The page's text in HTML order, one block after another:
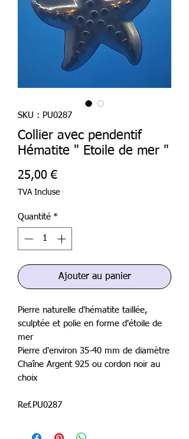
SKU : PU0287
Collier avec pendentif
Hématite " Etoile de mer "
25,00 €Prix
TVA Incluse
Quantité *
Ajouter au panier
Pierre naturelle d'hématite taillée,
sculptée et polie en forme d'étoile de
mer
Pierre d'environ 35-40 mm de diamètre
Chaîne Argent 925 ou cordon noir au
choix
Ref.PU0287